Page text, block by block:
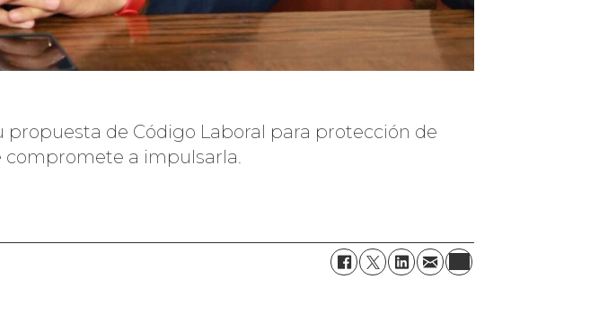
propuesta de Código Laboral para protección de
compromete a impulsarla.